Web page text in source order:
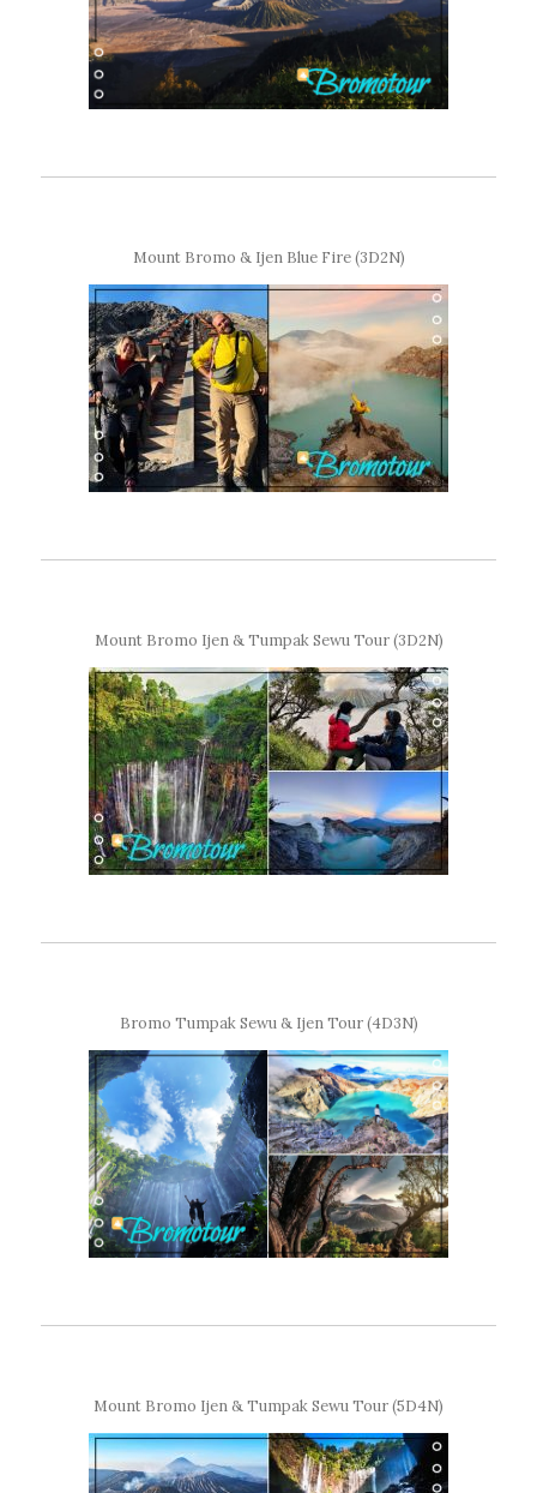
Mount Bromo & Ijen Blue Fire (3D2N)
Mount Bromo Ijen & Tumpak Sewu Tour (3D2N)
Bromo Tumpak Sewu & Ijen Tour (4D3N)
Mount Bromo Ijen & Tumpak Sewu Tour (5D4N)